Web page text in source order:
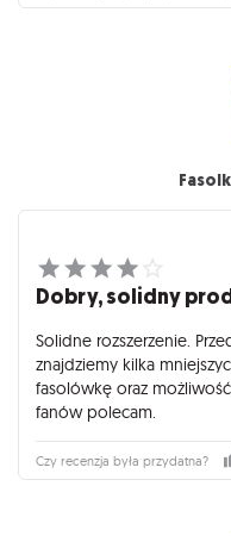
Dobry, solidny
Solidne rozszerzenie.
znajdziemy kilka
fasolówkę oraz
fanów polecam.
Czy recenzja była przydatna?